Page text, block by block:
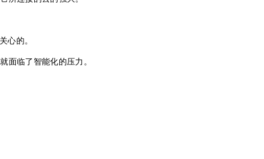
心的。
临了智能化的压力。